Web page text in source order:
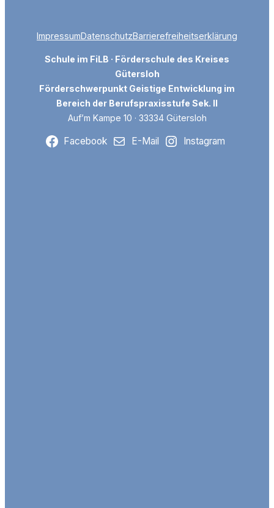
ImpressumDatenschutzBarrierefreiheitserklärung
Schule im FiLB · Förderschule des Kreises
Gütersloh
Förderschwerpunkt Geistige Entwicklung im
Bereich der Berufspraxisstufe Sek. II
Auf’m Kampe 10 · 33334 Gütersloh
Facebook E-Mail Instagram